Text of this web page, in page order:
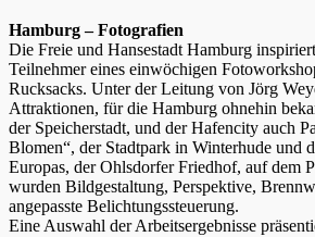
Hamburg – Fotografien
Die Freie und Hansestadt Hamburg
Teilnehmer eines einwöchigen
Rucksacks. Unter der Leitung von Jörg
Attraktionen, für die Hamburg ohnehin
der Speicherstadt, und der Hafencity auch
Blomen“, der Stadtpark in Winterhude und
Europas, der Ohlsdorfer Friedhof, auf dem
wurden Bildgestaltung, Perspektive,
angepasste Belichtungssteuerung.
Eine Auswahl der Arbeitsergebnisse